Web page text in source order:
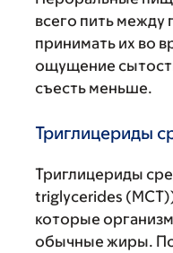
всего пить
принимать их во
ощущение
съесть меньше.
Триглицериды
Триглицериды
triglycerides
которые
обычные жиры.